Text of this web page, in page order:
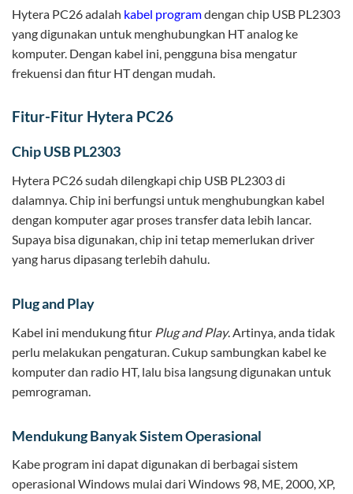
Hytera PC26 adalah kabel programdengan chip USB PL2303
yang digunakan untuk menghubungkan HT analog ke
komputer. Dengan kabel ini, pengguna bisa mengatur
frekuensi dan fitur HT dengan mudah.
Fitur-Fitur Hytera PC26
Chip USB PL2303
Hytera PC26 sudah dilengkapi chip USB PL2303 di
dalamnya. Chip ini berfungsi untuk menghubungkan kabel
dengan komputer agar proses transfer data lebih lancar.
Supaya bisa digunakan, chip ini tetap memerlukan driver
yang harus dipasang terlebih dahulu.
Plug and Play
Kabel ini mendukung fitur Plug and Play. Artinya, anda tidak
perlu melakukan pengaturan. Cukup sambungkan kabel ke
komputer dan radio HT, lalu bisa langsung digunakan untuk
pemrograman.
Mendukung Banyak Sistem Operasional
Kabe program ini dapat digunakan di berbagai sistem
operasional Windows mulai dari Windows 98, ME, 2000, XP,